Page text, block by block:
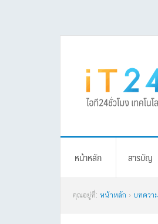
หน้าหลัก สารบัญ
คุณอยู่ที่: หน้าหลัก › บทควา